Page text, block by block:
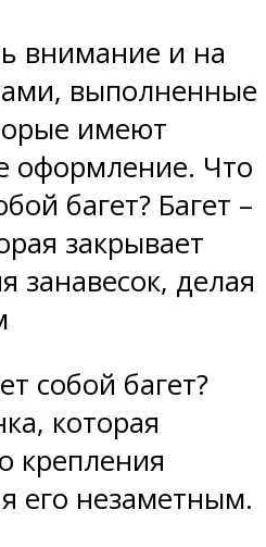
внимание и на
выполненные
имеют
оформление. Что
багет? Багет –
закрывает
занавесок, делая
собой багет?
которая
крепления
его незаметным.